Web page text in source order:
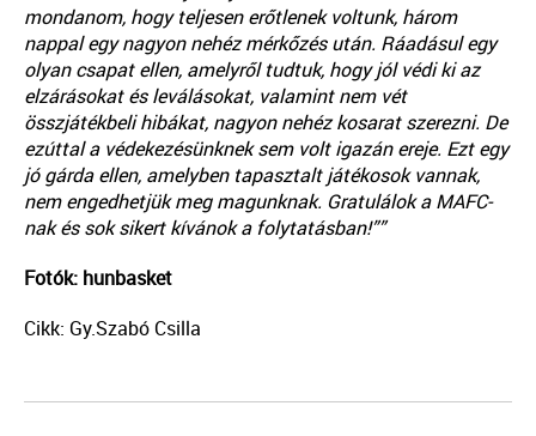
mondanom, hogy teljesen erőtlenek voltunk, három
nappal egy nagyon nehéz mérkőzés után. Ráadásul egy
olyan csapat ellen, amelyről tudtuk, hogy jól védi ki az
elzárásokat és leválásokat, valamint nem vét
összjátékbeli hibákat, nagyon nehéz kosarat szerezni. De
ezúttal a védekezésünknek sem volt igazán ereje. Ezt egy
jó gárda ellen, amelyben tapasztalt játékosok vannak,
nem engedhetjük meg magunknak. Gratulálok a MAFC-
nak és sok sikert kívánok a folytatásban!””
Fotók: hunbasket
Cikk: Gy.Szabó Csilla